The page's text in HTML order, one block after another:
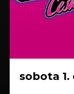
sobota 1.